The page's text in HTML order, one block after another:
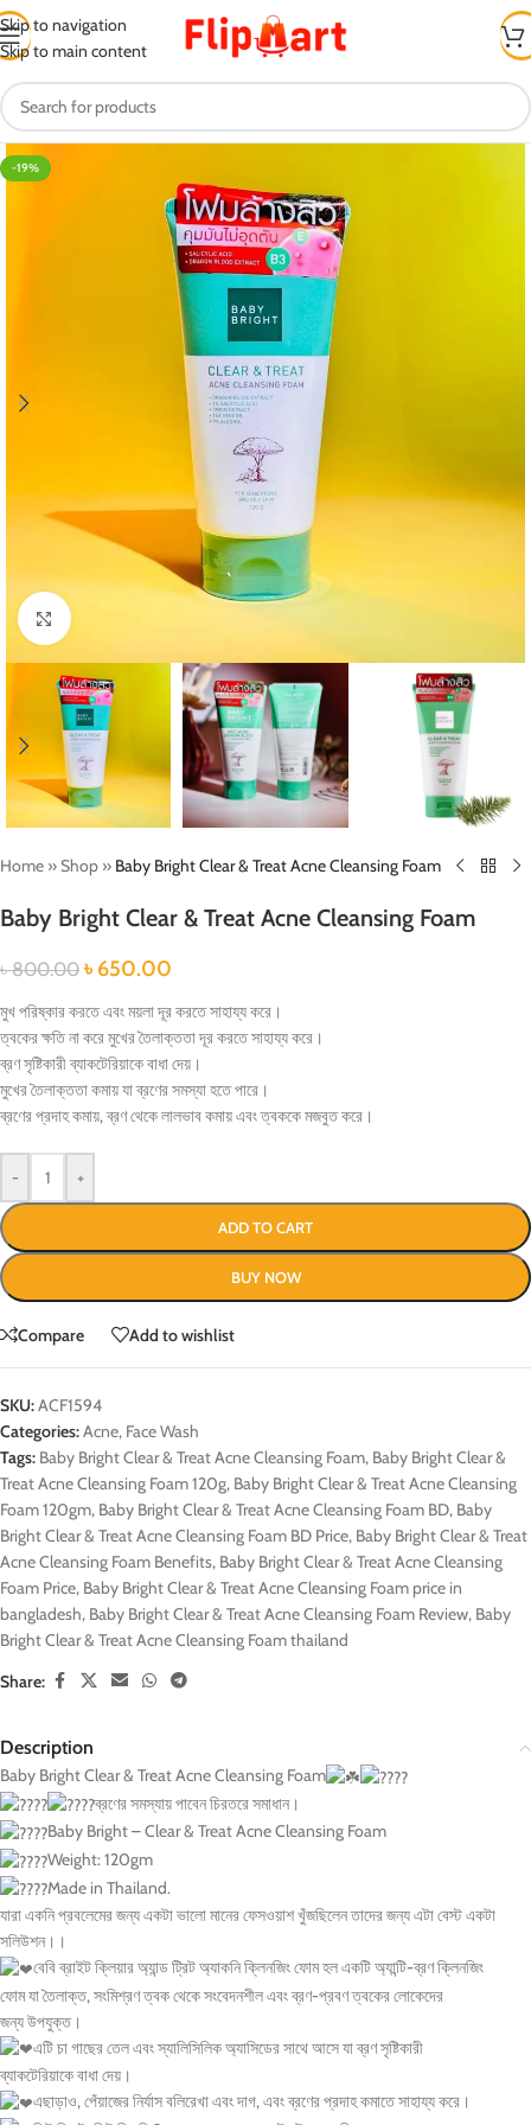
Skip to navigation
Skip to main content
-19%
Click to enlarge
Home »Shop » Baby Bright Clear & Treat Acne Cleansing Foam
Baby Bright Clear & Treat Acne Cleansing Foam
৳800.00 ৳650.00
মুখ পরিষ্কার করতে এবং ময়লা দূর করতে সাহায্য করে।
ত্বকের ক্ষতি না করে মুখের তৈলাক্ততা দূর করতে সাহায্য করে।
ব্রণ সৃষ্টিকারী ব্যাকটেরিয়াকে বাধা দেয়।
মুখের তৈলাক্ততা কমায় যা ব্রণের সমস্যা হতে পারে।
ব্রণের প্রদাহ কমায়, ব্রণ থেকে লালভাব কমায় এবং ত্বককে মজবুত করে।
- +
ADD TO CART
BUY NOW
Compare Add to wishlist
SKU:ACF1594
Categories:Acne, Face Wash
Tags: Baby Bright Clear & Treat Acne Cleansing Foam, Baby Bright Clear &
Treat Acne Cleansing Foam 120g, Baby Bright Clear & Treat Acne Cleansing
Foam 120gm, Baby Bright Clear & Treat Acne Cleansing Foam BD, Baby
Bright Clear & Treat Acne Cleansing Foam BD Price, Baby Bright Clear & Treat
Acne Cleansing Foam Benefits, Baby Bright Clear & Treat Acne Cleansing
Foam Price, Baby Bright Clear & Treat Acne Cleansing Foam price in
bangladesh, Baby Bright Clear & Treat Acne Cleansing Foam Review, Baby
Bright Clear & Treat Acne Cleansing Foam thailand
Share:
Description
Baby Bright Clear & Treat Acne Cleansing Foam
ব্রণের সমস্যায় পাবেন চিরতরে সমাধান।
Baby Bright – Clear & Treat Acne Cleansing Foam
Weight: 120gm
Made in Thailand.
যারা একনি প্রবলেমের জন্য একটা ভালো মানের ফেসওয়াশ খুঁজছিলেন তাদের জন্য এটা বেস্ট একটা
সলিউশন।।
বেবি ব্রাইট ক্লিয়ার অ্যান্ড ট্রিট অ্যাকনি ক্লিনজিং ফোম হল একটি অ্যান্টি-ব্রণ ক্লিনজিং
ফোম যা তৈলাক্ত, সংমিশ্রণ ত্বক থেকে সংবেদনশীল এবং ব্রণ-প্রবণ ত্বকের লোকেদের
জন্য উপযুক্ত।
এটি চা গাছের তেল এবং স্যালিসিলিক অ্যাসিডের সাথে আসে যা ব্রণ সৃষ্টিকারী
ব্যাকটেরিয়াকে বাধা দেয়।
এছাড়াও, পেঁয়াজের নির্যাস বলিরেখা এবং দাগ, এবং ব্রণের প্রদাহ কমাতে সাহায্য করে।